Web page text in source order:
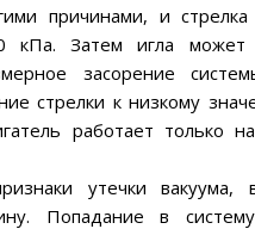
причинами, и
кПа. Затем игла может
засорение
стрелки к низкому
работает только
утечки вакуума,
Попадание в